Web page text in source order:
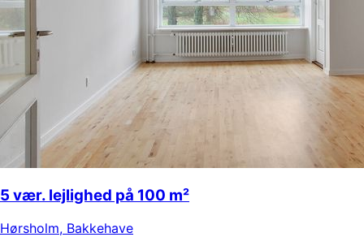
5 vær. lejlighed på 100 m²
Hørsholm, Bakkehave